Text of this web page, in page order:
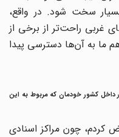
سخت شود. در واقع،
راحت‌تر از برخی از
ما به آن‌ها دسترسی پیدا
کشور خودمان که مربوط به این
چون مراکز اسنادی